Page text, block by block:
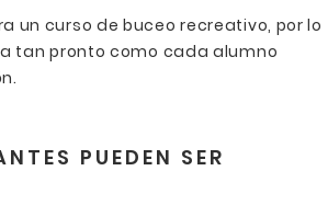
un curso de buceo recreativo, por lo
tan pronto como cada alumno
PUEDEN SER